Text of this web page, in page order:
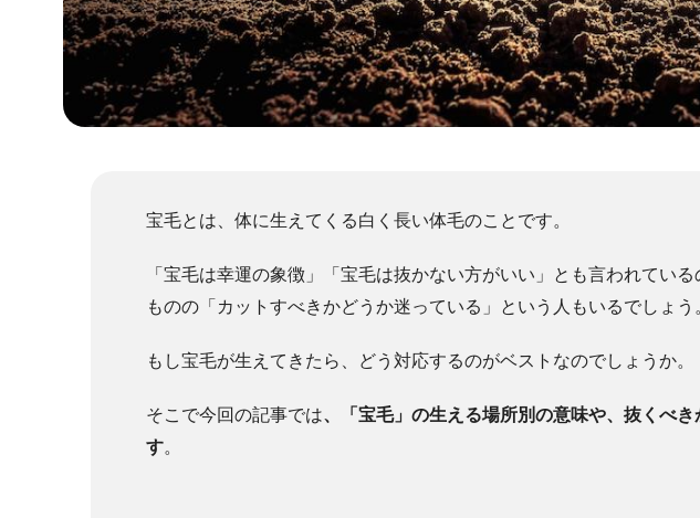
宝毛とは、体に生えてくる白く長い体毛のことです。
「宝毛は幸運の象徴」「宝毛は抜かない方がいい」とも言われてい
ものの「カットすべきかどうか迷っている」という人もいるでしょう
もし宝毛が生えてきたら、どう対応するのがベストなのでしょうか。
そこで今回の記事では、「宝毛」の生える場所別の意味や、抜くべ
す。